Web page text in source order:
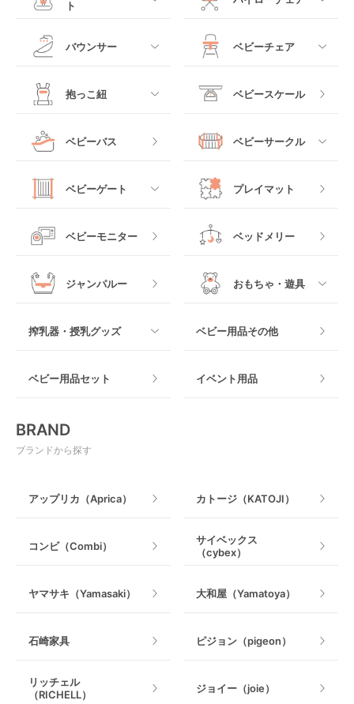
レギュラーサイズベビ
ベッドインベッド
クーファン
マットレス・布団
ベビーベッドその他
ベビーカーその他
ト
すべて
ジュニアシート
チャイルドシートその
他
すべて
バウンサー
すべて
ロッキングタイプ
ベビーチェア
すべて
テーブルチェア
抱っこ紐
すべて
抱っこ紐その他
ベビースケール
ベビーバス ベビーサークル
すべて
木製
マット製
ベビーゲート
すべて
プレイマット
ベビーモニター ベッドメリー
ジャンパルー おもちゃ・遊具
室内遊具
搾乳器・授乳グッズ
授乳グッズ・ママ用品
ベビー用品その他
ベビー用品セット イベント用品
BRAND
ブランドから探す
アップリカ（Aprica） カトージ（KATOJI）
コンビ（Combi）
サイベックス
（cybex）
ヤマサキ（Yamasaki） 大和屋（Yamatoya）
石崎家具 ピジョン（pigeon）
リッチェル
（RICHELL）
ジョイー（joie）